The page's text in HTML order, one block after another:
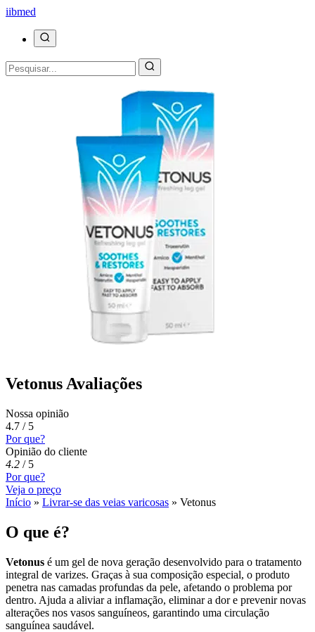
iibmed
Vetonus Avaliações
Nossa opinião
4.7 / 5
Por que?
Opinião do cliente
4.2 / 5
Por que?
Veja o preço
Início » Livrar-se das veias varicosas » Vetonus
O que é?
Vetonus é um gel de nova geração desenvolvido para o tratamento
integral de varizes. Graças à sua composição especial, o produto
penetra nas camadas profundas da pele, afetando o problema por
dentro. Ajuda a aliviar a inflamação, eliminar a dor e prevenir novas
alterações nos vasos sanguíneos, garantindo uma circulação
sanguínea saudável.